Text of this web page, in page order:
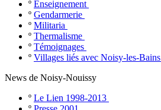
º Enseignement
º Gendarmerie
º Militaria
º Thermalisme
º Témoignages
º Villages liés avec Noisy-les-Bains
News de Noisy-Nouissy
º Le Lien 1998-2013